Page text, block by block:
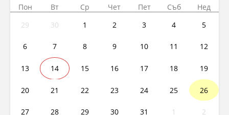
Пон Вт Ср Чет Пет Съб
Нед
29
30 1 2 3 4 5
6 7 8 9 10 11 12
13 14 15 16 17 18 19
20 21 22 23 24 25 26
27 28 29 30 31 1 2